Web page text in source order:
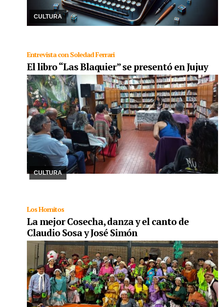
CULTURA
está entrenada para brindar información según una palabra clave
específica. Nunca inyectará elemen ...
Entrevista con Soledad Ferrari
El libro “Las Blaquier” se presentó en Jujuy
CULTURA
16/10/2024 Desde el matrimonio que contrajo con María Elena
Arrieta, convirtiéndose así en el “amo y señor” del Ingenio
Ledesma, la historia narra los delitos d ...
Los Hornitos
La mejor Cosecha, danza y el canto de
Claudio Sosa y José Simón